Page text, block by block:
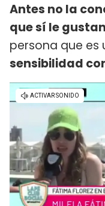
Antes no la
que sí le gustan
persona que es
sensibilidad